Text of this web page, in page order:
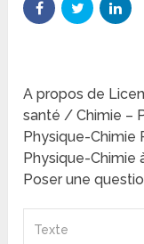
A propos de
santé / Chimie –
Physique-Chimie
Physique-Chimie
Poser une